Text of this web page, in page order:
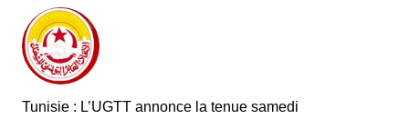
Tunisie : L’UGTT annonce la tenue samedi